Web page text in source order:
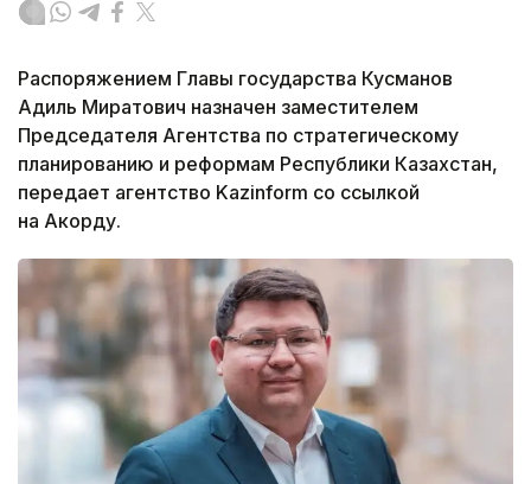
Распоряжением Главы государства Кусманов
Адиль Миратович назначен заместителем
Председателя Агентства по стратегическому
планированию и реформам Республики Казахстан,
передает агентство Kazinform со ссылкой
на Акорду.